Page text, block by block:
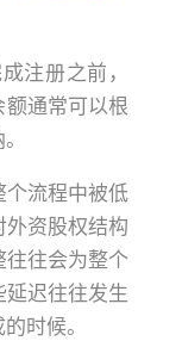
注册之前，
通常可以根
个流程中被低
资股权结构
往会为整个
迟往往发生
时候。